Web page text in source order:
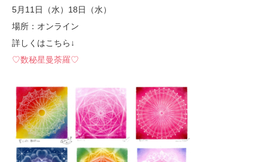
5月11日（水）18日（水）
場所：オンライン
詳しくはこちら↓
♡数秘星曼荼羅♡